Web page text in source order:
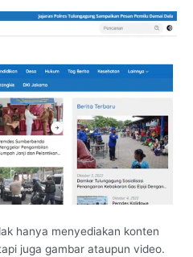
hanya menyediakan konten
juga gambar ataupun video.